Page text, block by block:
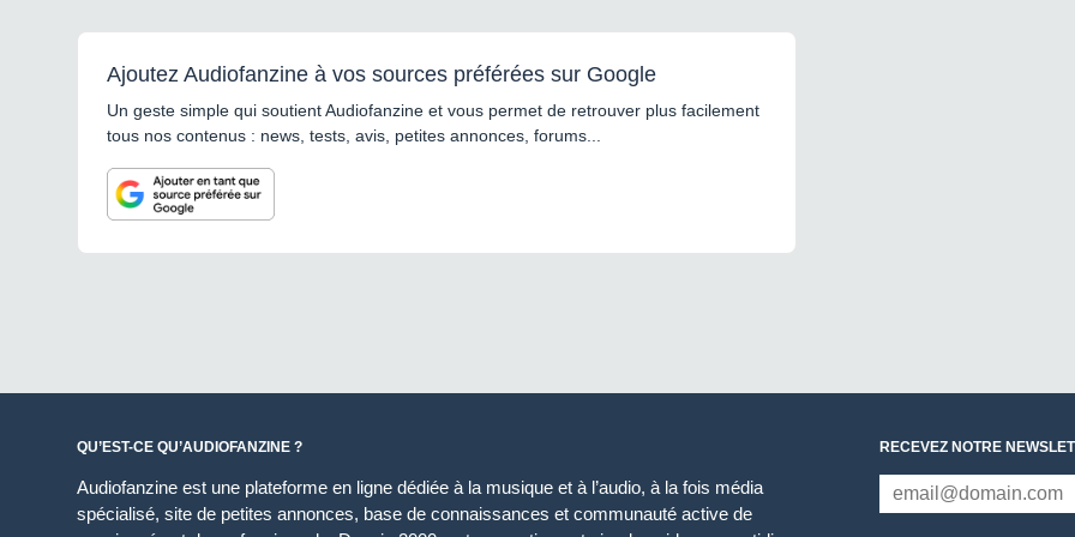
Ajoutez Audiofanzine à vos sources préférées sur Google
Un geste simple qui soutient Audiofanzine et vous permet de retrouver plus facilement
tous nos contenus : news, tests, avis, petites annonces, forums...
QU’EST-CE QU’AUDIOFANZINE ?
Audiofanzine est une plateforme en ligne dédiée à la musique et à l’audio, à la fois média
spécialisé, site de petites annonces, base de connaissances et communauté active de
RECEVEZ NOTRE